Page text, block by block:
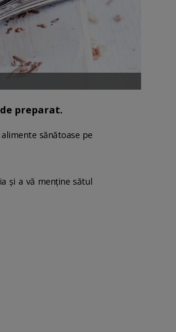
preparat.
sănătoase pe
și a vă menține sătul